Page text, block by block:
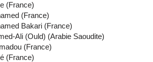
(France)
(France)
Bakari (France)
Ali (Ould) (Arabie Saoudite)
(France)
(France)